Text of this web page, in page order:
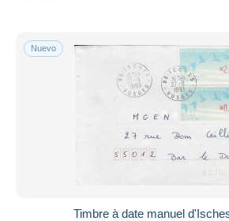
Nuevo
Timbre à date manuel